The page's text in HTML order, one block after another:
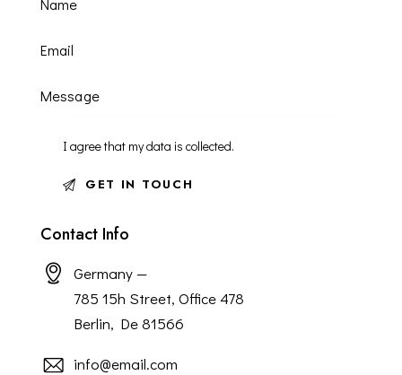
I agree that my data iscollected.
Contact Info
Germany —
785 15h Street, Office 478
Berlin, De 81566
info@email.com